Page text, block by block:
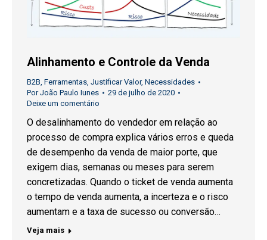
Alinhamento e Controle da Venda
B2B Ferramentas Justificar Valor, Necessidades
PorJoão Paulo Iunes
29 de julho de 2020
Deixe um comentário
O desalinhamento do vendedor em relação ao
processo de compra explica vários erros e queda
de desempenho da venda de maior porte, que
exigem dias, semanas ou meses para serem
concretizadas. Quando o ticket de venda aumenta
o tempo de venda aumenta, a incerteza e o risco
aumentam e a taxa de sucesso ou conversão…
Veja mais